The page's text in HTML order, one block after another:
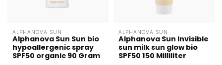
ALPHANOVA SUN
Alphanova Sun Sun bio
hypoallergenic spray
SPF50 organic 90 Gram
ALPHANOVA SUN
Alphanova Sun Invisible
sun milk sun glow bio
SPF50 150 Milliliter